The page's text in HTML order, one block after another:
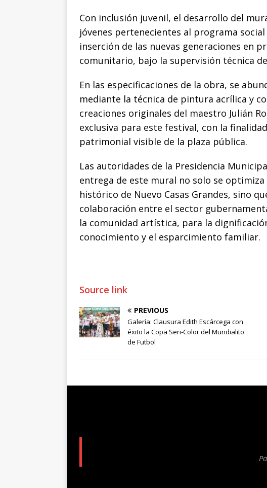
Con inclusión juvenil, el desarrollo del
jóvenes pertenecientes al programa
inserción de las nuevas generaciones en
comunitario, bajo la supervisión técnica
​En las especificaciones de la obra, se
mediante la técnica de pintura acrílica y
creaciones originales del maestro Julián
exclusiva para este festival, con la
patrimonial visible de la plaza pública.
​Las autoridades de la Presidencia
entrega de este mural no solo se
histórico de Nuevo Casas Grandes, sino
colaboración entre el sector
la comunidad artística, para la
conocimiento y el esparcimiento familiar.
Source link
PREVIOUS
Galería: Clausura Edith Escárcega con
éxito la Copa Seri-Color del Mundialito
de Futbol